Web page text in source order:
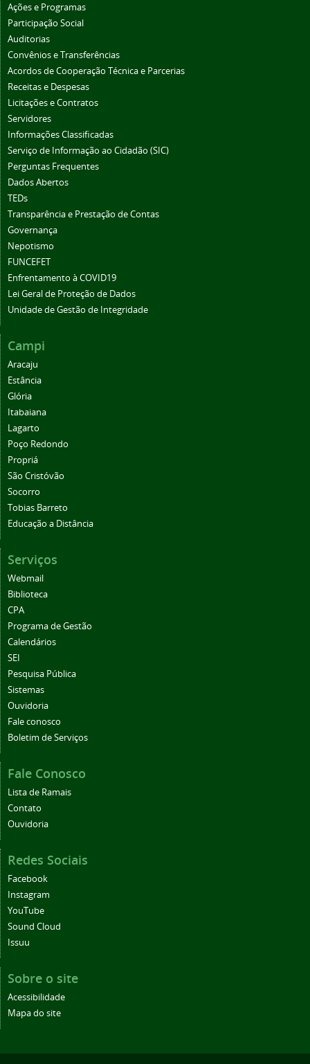
Ações e Programas
Participação Social
Auditorias
Convênios e Transferências
Acordos de Cooperação Técnica e Parcerias
Receitas e Despesas
Licitações e Contratos
Servidores
Informações Classificadas
Serviço de Informação ao Cidadão (SIC)
Perguntas Frequentes
Dados Abertos
TEDs
Transparência e Prestação de Contas
Governança
Nepotismo
FUNCEFET
Enfrentamento à COVID19
Lei Geral de Proteção de Dados
Unidade de Gestão de Integridade
Campi
Aracaju
Estância
Glória
Itabaiana
Lagarto
Poço Redondo
Propriá
São Cristóvão
Socorro
Tobias Barreto
Educação a Distância
Serviços
Webmail
Biblioteca
CPA
Programa de Gestão
Calendários
SEI
Pesquisa Pública
Sistemas
Ouvidoria
Fale conosco
Boletim de Serviços
Fale Conosco
Lista de Ramais
Contato
Ouvidoria
Redes Sociais
Facebook
Instagram
YouTube
Sound Cloud
Issuu
Sobre o site
Acessibilidade
Mapa do site